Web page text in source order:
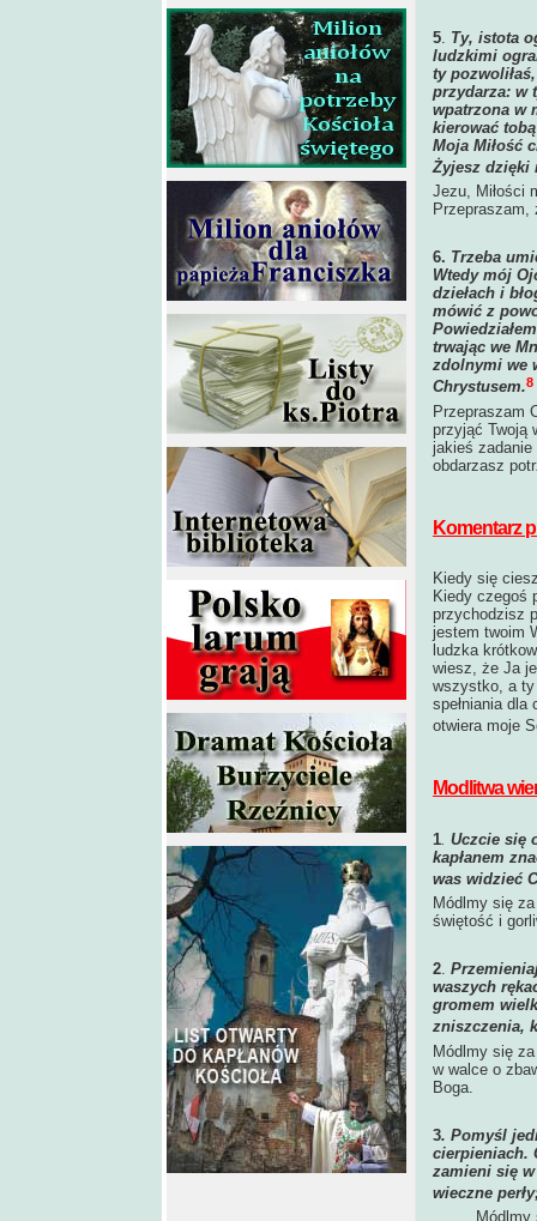
5 Ty, istota
ludzkimi
ty
przydarza: w
wpatrzona w
kierować
Moja Miłość
Żyjesz dzięki
Jezu, Miłości
Przepraszam,
6. Trzeba
Wtedy mój
dziełach i
mówić z
trwając we
zdolnymi we
Chrystusem.8
Przepraszam
przyjąć Twoją
jakieś
obdarzasz
Komentarz
Kiedy się
Kiedy czegoś
przychodzisz
jestem twoim
ludzka
wiesz, że Ja
wszystko, a ty
spełniania
otwiera moje
Modlitwa
1 Uczcie się
kapłanem
was widzieć
Módlmy się
świętość i
2.
waszych
gromem
zniszczenia,
Módlmy się
w walce o
Boga.
3. Pomyśl
cierpieniach.
zamieni się w
wieczne
Módlmy się